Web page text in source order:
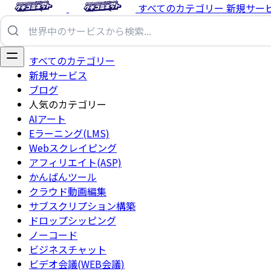
すべてのカテゴリー 新規サー
すべてのカテゴリー
新規サービス
ブログ
人気のカテゴリー
AIアート
Eラーニング(LMS)
Webスクレイピング
アフィリエイト(ASP)
かんばんツール
クラウド動画編集
サブスクリプション構築
ドロップシッピング
ノーコード
ビジネスチャット
ビデオ会議(WEB会議)